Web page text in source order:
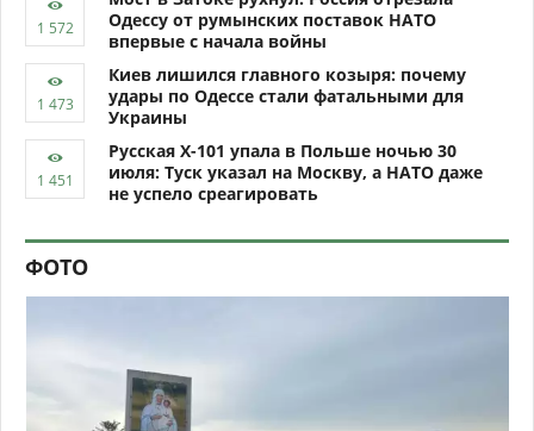
Одессу от румынских поставок НАТО
впервые с начала войны
Киев лишился главного козыря: почему
удары по Одессе стали фатальными для
Украины
Русская Х-101 упала в Польше ночью 30
июля: Туск указал на Москву, а НАТО даже
не успело среагировать
ФОТО